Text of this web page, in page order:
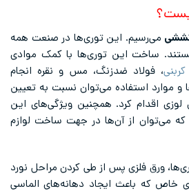
می‌رسیم. این توری‌ها در صنعت همه
ساخت این توری‌ها با کمک موادی
، فولاد ضدزنگ، مس و نقره انجام
موارد استفاده می‌توان نسبت به تعیین
اقدام کرد. همچنین ویژگی‌های این
که می‌توان از آ‌ن‌ها در جهت ساخت لوازم
ورق فلزی پس از طی کردن مراحل نورد
خاص که باعث ایجاد دهانه‌های الماسی